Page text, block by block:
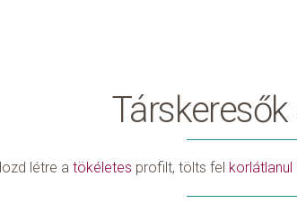
Társkeresők
létre a tökéletes profilt, tölts fel korlátlanul